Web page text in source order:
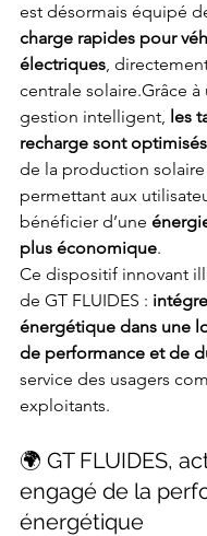
est désormais équipé
charge rapides pour
électriques,
centrale solaire.Grâce à
gestion intelligent, les
recharge sont optimisés
de la production
permettant aux
bénéficier d’une
plus économique.
Ce dispositif innovant
de GT FLUIDES :
énergétique dans une
de performance et de
service des usagers
exploitants.
🌍 GT FLUIDES,
engagé de la
énergétique